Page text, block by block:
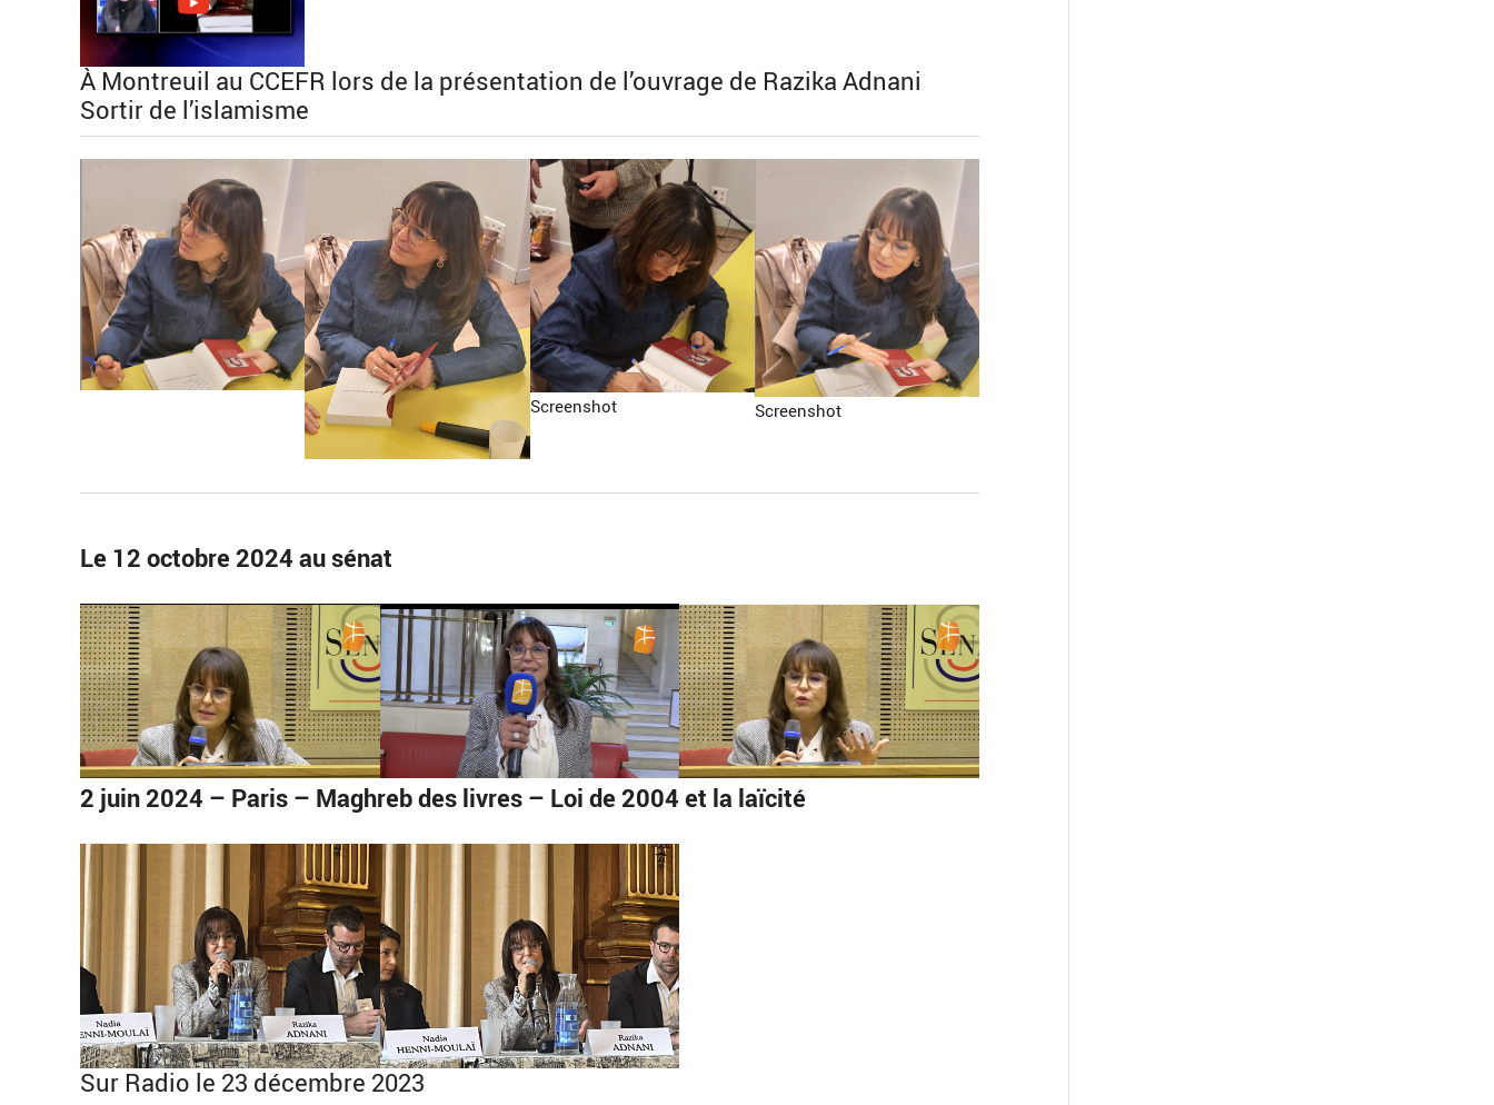
À Montreuil au CCEFR lors de la présentation de l’ouvrage de Razika Adnani
Sortir de l’islamisme
Screenshot Screenshot
Le 12 octobre 2024 au sénat
2 juin 2024 – Paris – Maghreb des livres – Loi de 2004 et la laïcité
Sur Radio le 23 décembre 2023